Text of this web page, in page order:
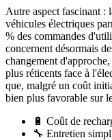
Autre aspect fascinant :
véhicules électriques
% des commandes
concernent désormais
changement
plus réticents face à
que, malgré un coût
bien plus favorable sur
🔋 Coût de
🔧 Entretien